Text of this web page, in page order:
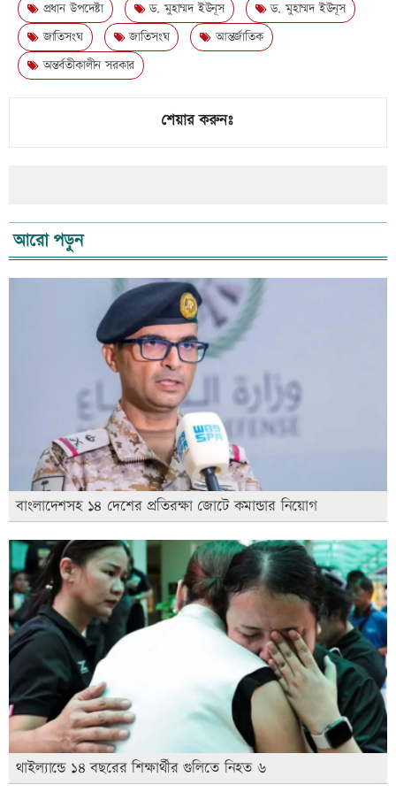
প্রধান উপদেষ্টা
ড. মুহাম্মদ ইউনূস
ড. মুহাম্মদ ইউনূস
জাতিসংঘ
জাতিসংঘ
আন্তর্জাতিক
অন্তর্বতীকালীন সরকার
শেয়ার করুনঃ
আরো পড়ুন
বাংলাদেশসহ ১৪ দেশের প্রতিরক্ষা জোটে কমান্ডার নিয়োগ
থাইল্যান্ডে ১৪ বছরের শিক্ষার্থীর গুলিতে নিহত ৬